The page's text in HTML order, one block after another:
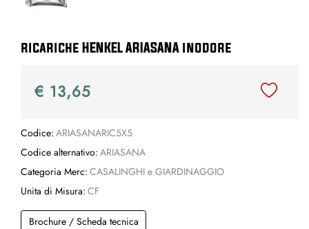
ricariche HENKEL ARIASANA inodore
€ 13,65
Codice: ARIASANARIC5X5
Codice alternativo: ARIASANA
Categoria Merc: CASALINGHI e GIARDINAGGIO
Unita di Misura: CF
Brochure / Scheda tecnica